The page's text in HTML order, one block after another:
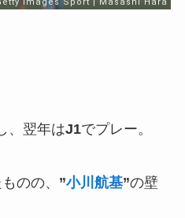
、翌年はJ1でプレー。
のの、 ”小川航基”の壁